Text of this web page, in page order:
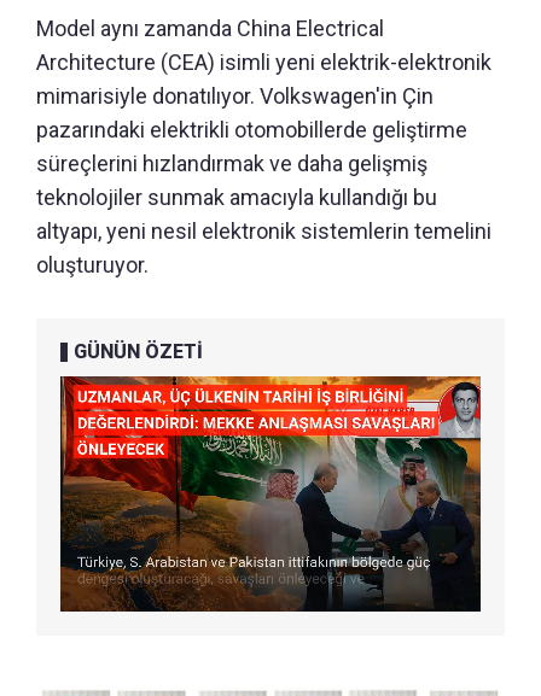
Model aynı zamanda China Electrical
Architecture (CEA) isimli yeni elektrik-elektronik
mimarisiyle donatılıyor. Volkswagen'in Çin
pazarındaki elektrikli otomobillerde geliştirme
süreçlerini hızlandırmak ve daha gelişmiş
teknolojiler sunmak amacıyla kullandığı bu
altyapı, yeni nesil elektronik sistemlerin temelini
oluşturuyor.
GÜNÜN ÖZETİ